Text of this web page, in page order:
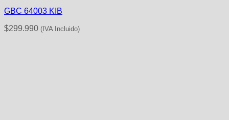
GBC 64003 KIB
$299.990 (IVA Incluido)